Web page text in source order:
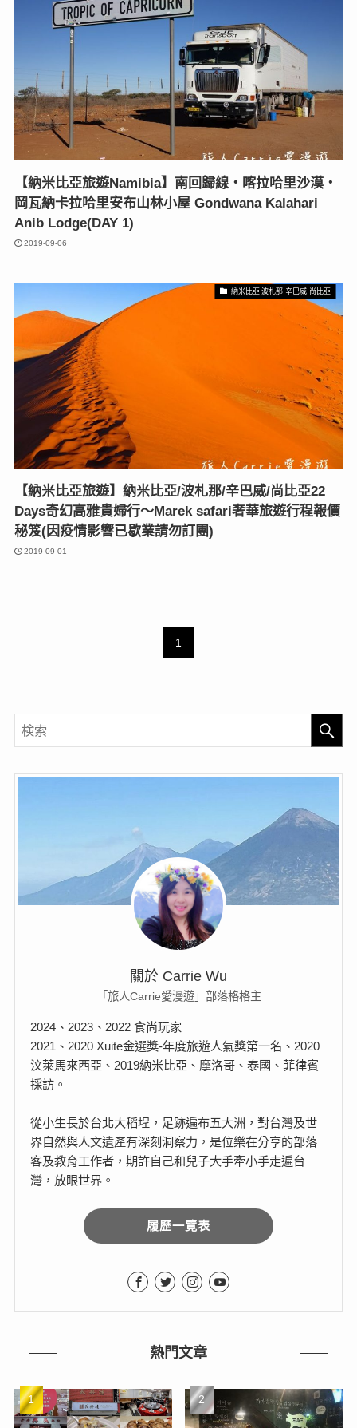
【納米比亞旅遊Namibia】南回歸線‧喀拉哈里沙漠‧
岡瓦納卡拉哈里安布山林小屋 Gondwana Kalahari
Anib Lodge(DAY 1)
2019-09-06
納米比亞 波札那 辛巴威 尚比亞
【納米比亞旅遊】納米比亞/波札那/辛巴威/尚比亞22
Days奇幻高雅貴婦行〜Marek safari奢華旅遊行程報價
秘笈(因疫情影響已歇業請勿訂團)
2019-09-01
1
關於 Carrie Wu
「旅人Carrie愛漫遊」部落格格主
2024、2023、2022 食尚玩家
2021、2020 Xuite金選獎-年度旅遊人氣獎第一名、2020
汶萊馬來西亞、2019納米比亞、摩洛哥、泰國、菲律賓
採訪。
從小生長於台北大稻埕，足跡遍布五大洲，對台灣及世
界自然與人文遺產有深刻洞察力，是位樂在分享的部落
客及教育工作者，期許自己和兒子大手牽小手走遍台
灣，放眼世界。
履歷一覽表
熱門文章